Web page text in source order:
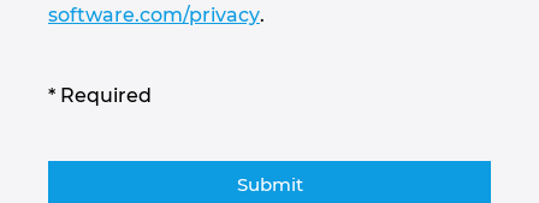
software.com/privacy.
* Required